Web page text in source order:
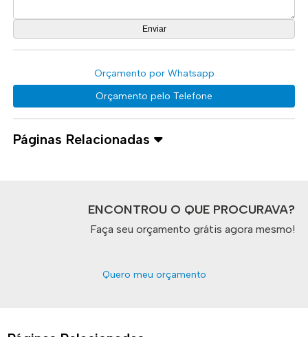
Orçamento por Whatsapp
Orçamento pelo Telefone
Páginas Relacionadas
ENCONTROU O QUE PROCURAVA?
Faça seu orçamento grátis agora mesmo!
Quero meu orçamento